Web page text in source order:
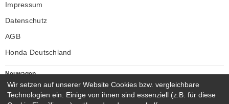
Impressum
Datenschutz
AGB
Honda Deutschland
Neuwagen
Honda Neuwagen
Gebrauchtwagen
Wir setzen auf unserer Website Cookies bzw. vergleichbare
Technologien ein. Einige von ihnen sind essenziell (z.B. für diese